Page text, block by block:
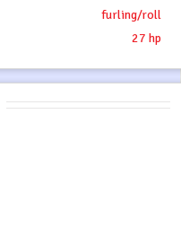
furling/roll
27 hp